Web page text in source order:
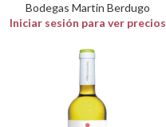
Bodegas Martin Berdugo
Iniciar sesión para ver precios